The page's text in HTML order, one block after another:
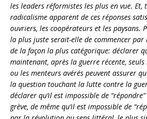
les leaders réformistes les plus en vue. Et,
radicalisme apparent de ces réponses
ouvriers, les coopérateurs et les paysans.
la plus juste serait-elle de commencer
de la façon la plus catégorique: déclarer
maintenant, après la guerre récente, seuls
ou les menteurs avérés peuvent assurer
la question touchant la lutte contre la
déclarer qu’il est impossible de
grève, de même qu’il est impossible de